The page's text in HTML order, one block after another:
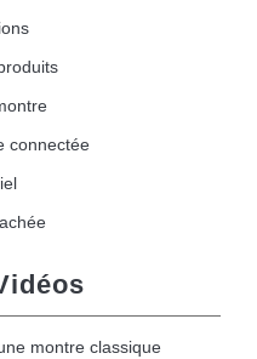
connectée
montre classique